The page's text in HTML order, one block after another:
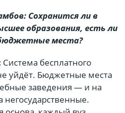
Сохранится ли в
образования, есть ли
места?
Система бесплатного
уйдёт. Бюджетные места
заведения — и на
негосударственные.